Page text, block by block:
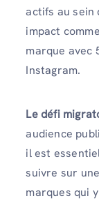
actifs au sein
impact
marque avec
Instagram.
Le défi
audience
il est
suivre sur
marques qui